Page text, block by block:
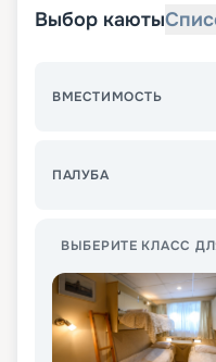
Выбор каюты
ВМЕСТИМОСТЬ
ПАЛУБА
ВЫБЕРИТЕ КЛАСС